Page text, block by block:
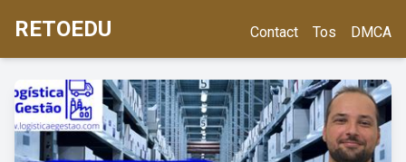
RETOEDU Contact Tos DMCA